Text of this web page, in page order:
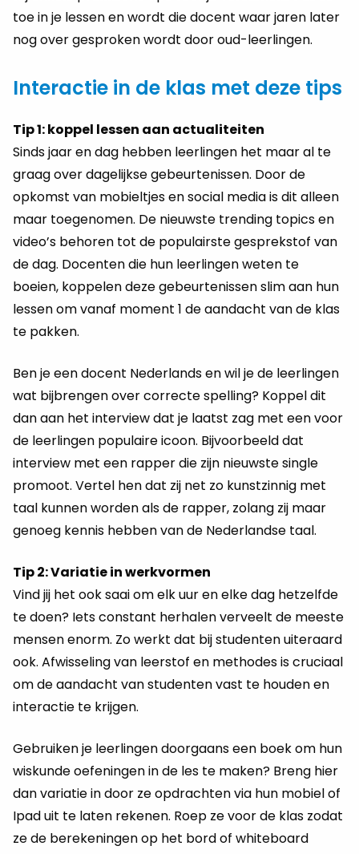
toe in je lessen en wordt die docent waar jaren later
nog over gesproken wordt door oud-leerlingen.
Interactie in de klas met deze tips
Tip 1: koppel lessen aan actualiteiten
Sinds jaar en dag hebben leerlingen het maar al te
graag over dagelijkse gebeurtenissen. Door de
opkomst van mobieltjes en social media is dit alleen
maar toegenomen. De nieuwste trending topics en
video’s behoren tot de populairste gesprekstof van
de dag. Docenten die hun leerlingen weten te
boeien, koppelen deze gebeurtenissen slim aan hun
lessen om vanaf moment 1 de aandacht van de klas
te pakken.
Ben je een docent Nederlands en wil je de leerlingen
wat bijbrengen over correcte spelling? Koppel dit
dan aan het interview dat je laatst zag met een voor
de leerlingen populaire icoon. Bijvoorbeeld dat
interview met een rapper die zijn nieuwste single
promoot. Vertel hen dat zij net zo kunstzinnig met
taal kunnen worden als de rapper, zolang zij maar
genoeg kennis hebben van de Nederlandse taal.
Tip 2: Variatie in werkvormen
Vind jij het ook saai om elk uur en elke dag hetzelfde
te doen? Iets constant herhalen verveelt de meeste
mensen enorm. Zo werkt dat bij studenten uiteraard
ook. Afwisseling van leerstof en methodes is cruciaal
om de aandacht van studenten vast te houden en
interactie te krijgen.
Gebruiken je leerlingen doorgaans een boek om hun
wiskunde oefeningen in de les te maken? Breng hier
dan variatie in door ze opdrachten via hun mobiel of
Ipad uit te laten rekenen. Roep ze voor de klas zodat
ze de berekeningen op het bord of whiteboard